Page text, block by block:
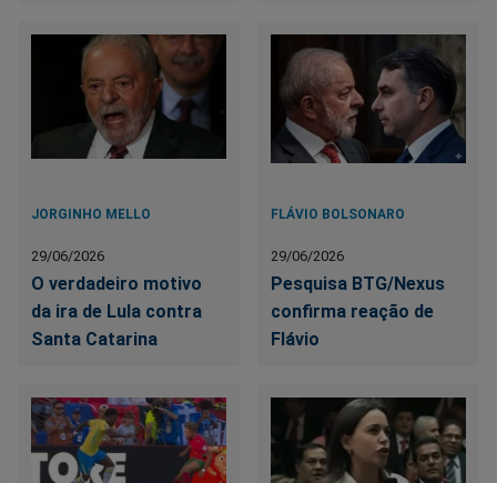
JORGINHO MELLO
29/06/2026
O verdadeiro motivo
da ira de Lula contra
Santa Catarina
FLÁVIO BOLSONARO
29/06/2026
Pesquisa BTG/Nexus
confirma reação de
Flávio